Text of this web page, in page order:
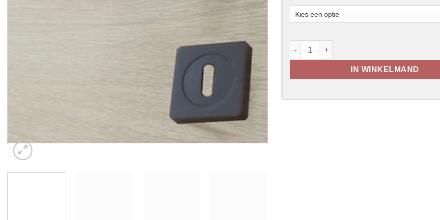
Zwarte ALU deurklink H012 met rosas
IN WINKELMAND